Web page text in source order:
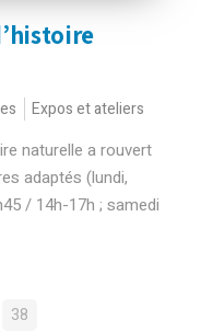
Expos et ateliers
naturelle a rouvert
adaptés (lundi,
/ 14h-17h ; samedi
38